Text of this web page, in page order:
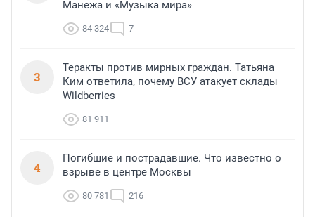
Манежа и «Музыка мира»
84 324 7
3
Теракты против мирных граждан. Татьяна
Ким ответила, почему ВСУ атакует склады
Wildberries
81 911
4
Погибшие и пострадавшие. Что известно о
взрыве в центре Москвы
80 781 216